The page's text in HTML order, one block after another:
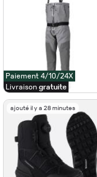
Paiement 4/10/24X
Livraison gratuite
ajouté il y a 28 minutes